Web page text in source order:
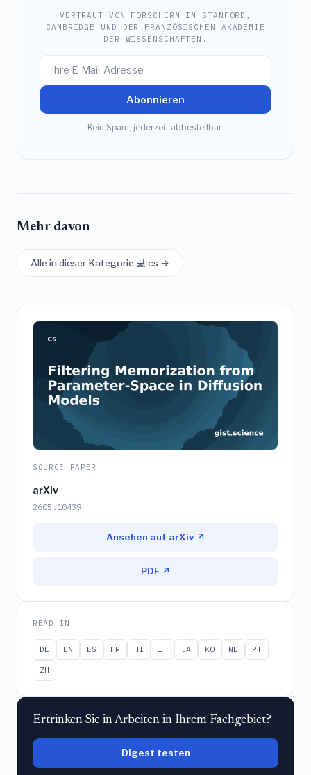
VERTRAUT VON FORSCHERN IN STANFORD,
CAMBRIDGE UND DER FRANZÖSISCHEN AKADEMIE
DER WISSENSCHAFTEN.
Abonnieren
Kein Spam, jederzeit abbestellbar.
Mehr davon
Alle in dieser Kategorie 💻 cs →
SOURCE PAPER
arXiv
2605.10439
Ansehen auf arXiv ↗
PDF ↗
READ IN
DE EN ES FR HI IT JA KO NL
PT
ZH
Ertrinken Sie in Arbeiten in Ihrem Fachgebiet?
Digest testen